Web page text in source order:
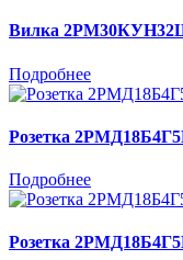
Вилка
Подробнее
Розетка
Подробнее
Розетка